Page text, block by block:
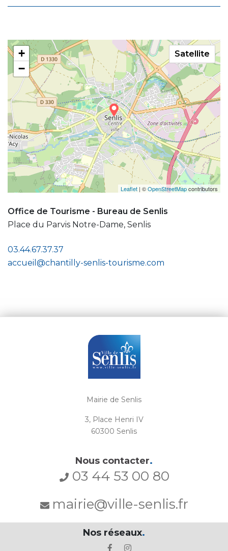
+
−
Leaflet | ©OpenStreetMapcontributors
Satellite
Office de Tourisme - Bureau de Senlis
Place du Parvis Notre-Dame, Senlis
03.44.67.37.37
accueil@chantilly-senlis-tourisme.com
Mairie de Senlis
3, Place Henri IV
60300 Senlis
Nous contacter.
03 44 53 00 80
mairie@ville-senlis.fr
Nos réseaux.